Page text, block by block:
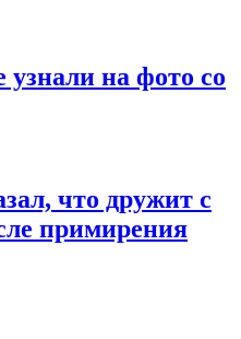
на фото со
что дружит с
примирения